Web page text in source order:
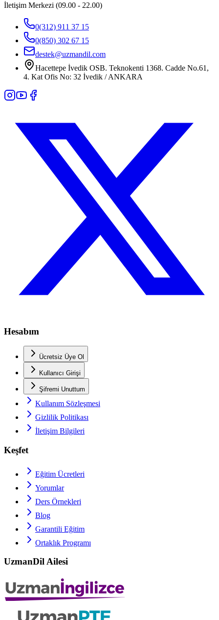
İletişim Merkezi (09.00 - 22.00)
0(312) 911 37 15
0(850) 302 67 15
destek@uzmandil.com
Hacettepe İvedik OSB. Teknokenti 1368. Cadde No.61,
4. Kat Ofis No: 32 İvedik / ANKARA
Hesabım
Ücretsiz Üye Ol
Kullanıcı Girişi
Şifremi Unuttum
Kullanım Sözleşmesi
Gizlilik Politikası
İletişim Bilgileri
Keşfet
Eğitim Ücretleri
Yorumlar
Ders Örnekleri
Blog
Garantili Eğitim
Ortaklık Programı
UzmanDil Ailesi